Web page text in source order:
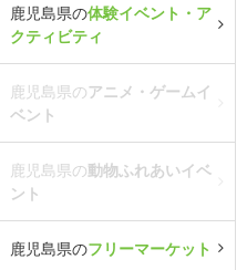
鹿児島県の体験イベント・ア
クティビティ
鹿児島県のアニメ・ゲームイ
ベント
鹿児島県の動物ふれあいイベ
ント
鹿児島県のフリーマーケット